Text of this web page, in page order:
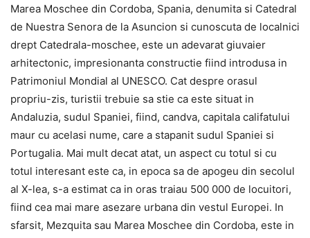
Marea Moschee din Cordoba, Spania, denumita si Catedral
de Nuestra Senora de la Asuncion si cunoscuta de localnici
drept Catedrala-moschee, este un adevarat giuvaier
arhitectonic, impresionanta constructie fiind introdusa in
Patrimoniul Mondial al UNESCO. Cat despre orasul
propriu-zis, turistii trebuie sa stie ca este situat in
Andaluzia, sudul Spaniei, fiind, candva, capitala califatului
maur cu acelasi nume, care a stapanit sudul Spaniei si
Portugalia. Mai mult decat atat, un aspect cu totul si cu
totul interesant este ca, in epoca sa de apogeu din secolul
al X-lea, s-a estimat ca in oras traiau 500 000 de locuitori,
fiind cea mai mare asezare urbana din vestul Europei. In
sfarsit, Mezquita sau Marea Moschee din Cordoba, este in